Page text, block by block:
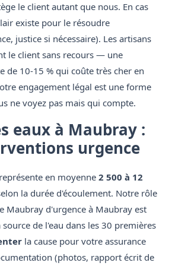
le client autant que nous. En cas
existe pour le résoudre
justice si nécessaire). Les artisans
le client sans recours — une
de 10-15 % qui coûte très cher en
engagement légal est une forme
ne voyez pas mais qui compte.
eaux à Maubray :
urgence
en moyenne 2 500 à 12
la durée d'écoulement. Notre rôle
Maubray d'urgence à Maubray est
source de l'eau dans les 30 premières
la cause pour votre assurance
(photos, rapport écrit de